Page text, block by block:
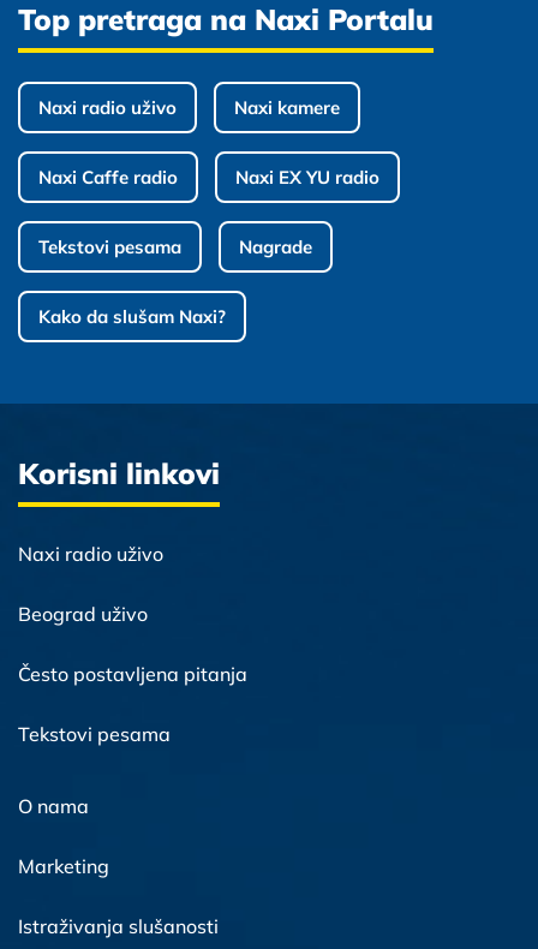
Top pretraga na Naxi Portalu
Naxi radio uživo Naxi kamere
Naxi Caffe radio Naxi EX YU radio
Tekstovi pesama Nagrade
Kako da slušam Naxi?
Korisni linkovi
Naxi radio uživo
Beograd uživo
Često postavljena pitanja
Tekstovi pesama
O nama
Marketing
Istraživanja slušanosti